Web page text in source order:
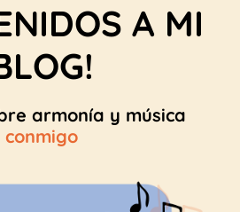
A MI
armonía y música
conmigo